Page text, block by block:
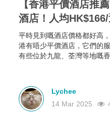
【香港平價酒店推
酒店！人均
平時見到嘅酒店價格都好高
港有唔少平價酒店，它們的
有些位於九龍、荃灣等地嘅
Lychee
14 Mar 2025